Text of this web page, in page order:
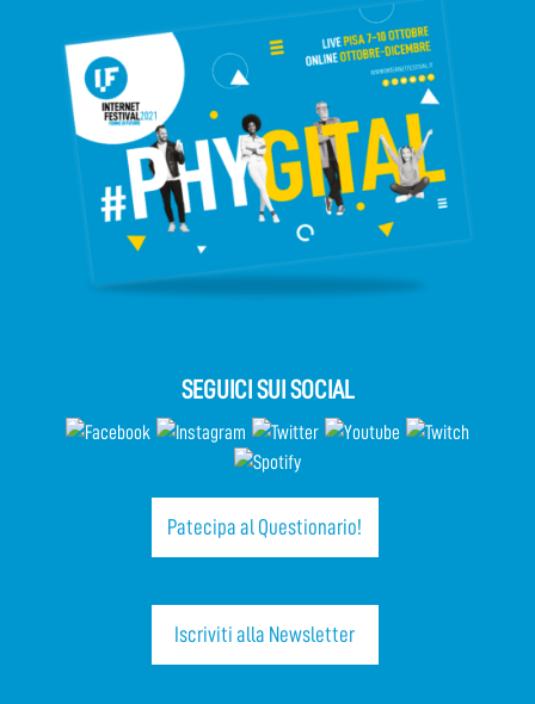
SEGUICI SUI SOCIAL
Patecipa al Questionario!
Iscriviti alla Newsletter